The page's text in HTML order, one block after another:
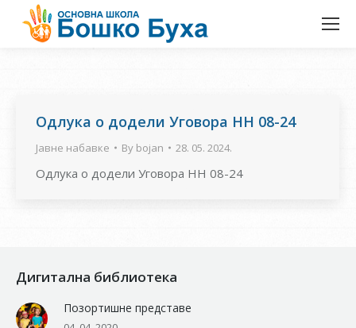
Одлука о додели Уговора НН 08-24
Јавне набавке By bojan 28. 05. 2024.
Одлука о додели Уговора НН 08-24
Дигитална библиотека
Позортишне представе